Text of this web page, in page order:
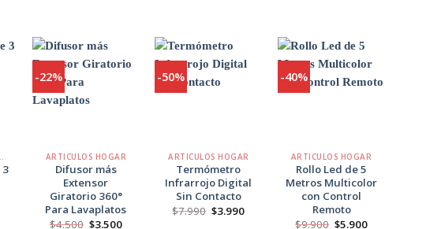
3
-22%
ARTICULOS HOGAR
Difusor más
Extensor
Giratorio 360°
Para Lavaplatos
$4.500 El
$3.500El
-50%
ARTICULOS HOGAR
Termómetro
Infrarrojo Digital
Sin Contacto
$7.990 El
$3.990El
-40%
ARTICULOS HOGAR
Rollo Led de 5
Metros Multicolor
con Control
Remoto
$9.900 El
$5.900El